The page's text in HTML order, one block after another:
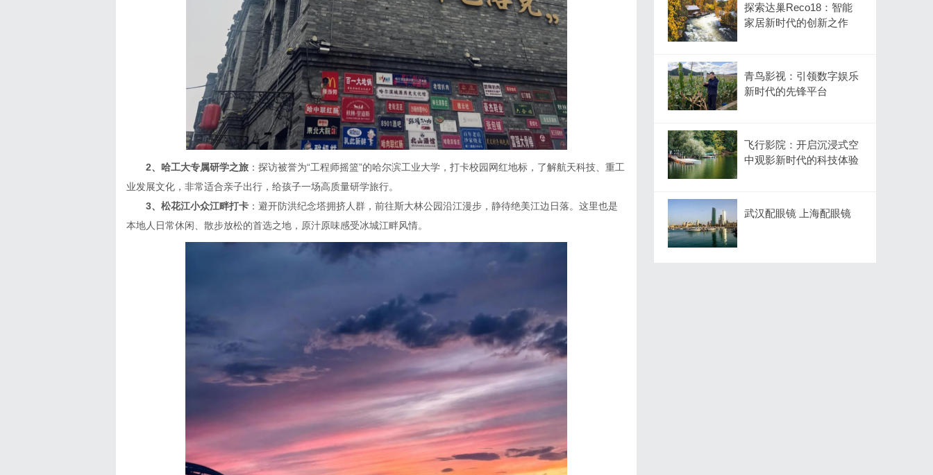
2、哈工大专属研学之旅 ：探访被誉为“工程师摇篮”的哈尔滨工业大学，打卡校园网红地标，了解航天科技、重工
业发展文化，非常适合亲子出行，给孩子一场高质量研学旅行。
3、松花江小众江畔打卡 ：避开防洪纪念塔拥挤人群，前往斯大林公园沿江漫步，静待绝美江边日落。这里也是
本地人日常休闲、散步放松的首选之地，原汁原味感受冰城江畔风情。
探索达巢Reco18：智能
家居新时代的创新之作
青鸟影视：引领数字娱乐
新时代的先锋平台
飞行影院：开启沉浸式空
中观影新时代的科技体验
武汉配眼镜 上海配眼镜